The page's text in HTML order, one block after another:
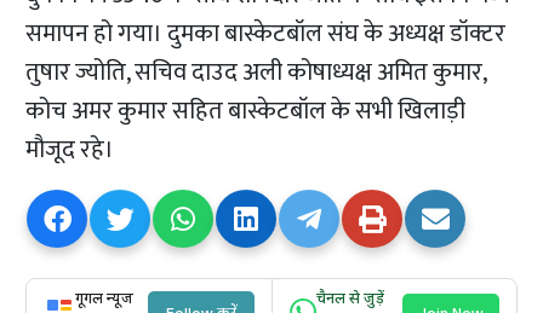
समापन हो गया। दुमका बास्केटबॉल संघ के अध्यक्ष डॉक्टर
तुषार ज्योति, सचिव दाउद अली कोषाध्यक्ष अमित कुमार,
कोच अमर कुमार सहित बास्केटबॉल के सभी खिलाड़ी
मौजूद रहे।
गूगल न्यूज चैनल से जुड़ें